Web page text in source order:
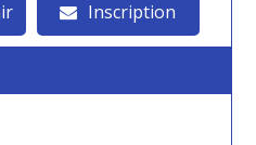
Inscription